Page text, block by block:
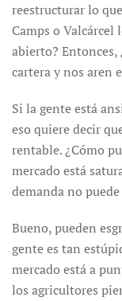
reestructurar lo
Camps o
abierto?
cartera y nos aren
Si la gente está
eso quiere decir
rentable. ¿Cómo
mercado está
demanda no
Bueno, pueden
gente es tan
mercado está a
los agricultores